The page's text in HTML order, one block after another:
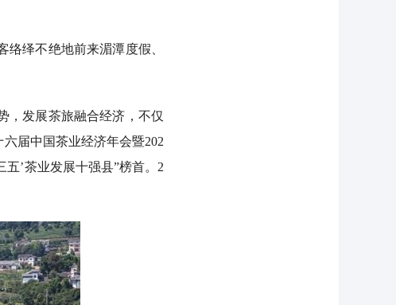
绎不绝地前来湄潭度假、
发展茶旅融合经济，不仅
届中国茶业经济年会暨202
五’茶业发展十强县”榜首。2